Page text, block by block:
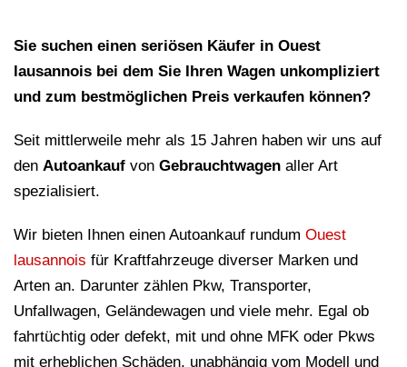
Sie suchen einen seriösen Käufer in Ouest
lausannois bei dem Sie Ihren Wagen unkompliziert
und zum bestmöglichen Preis verkaufen können?
Seit mittlerweile mehr als 15 Jahren haben wir uns auf
den Autoankauf von Gebrauchtwagen aller Art
spezialisiert.
Wir bieten Ihnen einen Autoankauf rundum Ouest
lausannois für Kraftfahrzeuge diverser Marken und
Arten an. Darunter zählen Pkw, Transporter,
Unfallwagen, Geländewagen und viele mehr. Egal ob
fahrtüchtig oder defekt, mit und ohne MFK oder Pkws
mit erheblichen Schäden, unabhängig vom Modell und